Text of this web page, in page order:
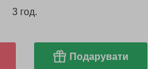
3 год.
Подарувати